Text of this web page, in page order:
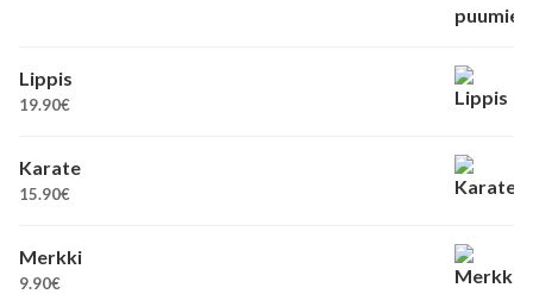
Lippis
19.90€
Karate
15.90€
Merkki
9.90€